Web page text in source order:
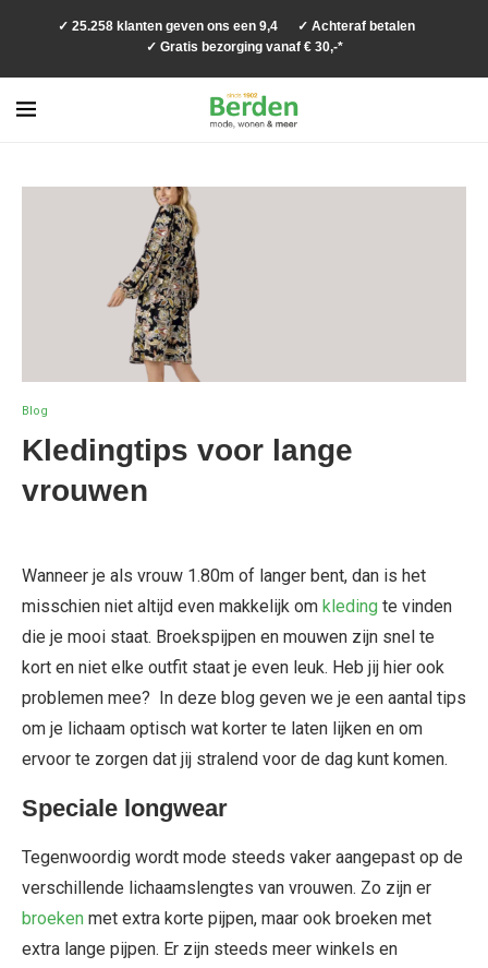
✓ 25.258 klanten geven ons een 9,4
✓ Achteraf betalen
✓ Gratis bezorging vanaf € 30,-*
Blog
Kledingtips voor lange
vrouwen
Wanneer je als vrouw 1.80m of langer bent, dan is het
misschien niet altijd even makkelijk om kleding te vinden
die je mooi staat. Broekspijpen en mouwen zijn snel te
kort en niet elke outfit staat je even leuk. Heb jij hier ook
problemen mee? In deze blog geven we je een aantal tips
om je lichaam optisch wat korter te laten lijken en om
ervoor te zorgen dat jij stralend voor de dag kunt komen.
Speciale longwear
Tegenwoordig wordt mode steeds vaker aangepast op de
verschillende lichaamslengtes van vrouwen. Zo zijn er
broeken met extra korte pijpen, maar ook broeken met
extra lange pijpen. Er zijn steeds meer winkels en